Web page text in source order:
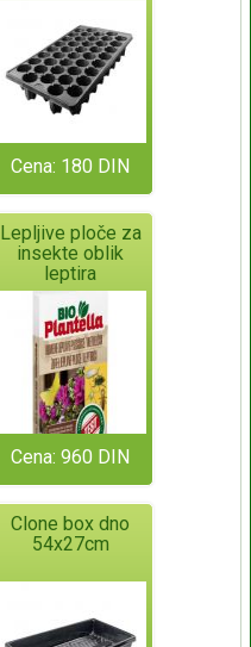
Cena: 180 DIN
Lepljive ploče za
insekte oblik
leptira
Cena: 960 DIN
Clone box dno
54x27cm